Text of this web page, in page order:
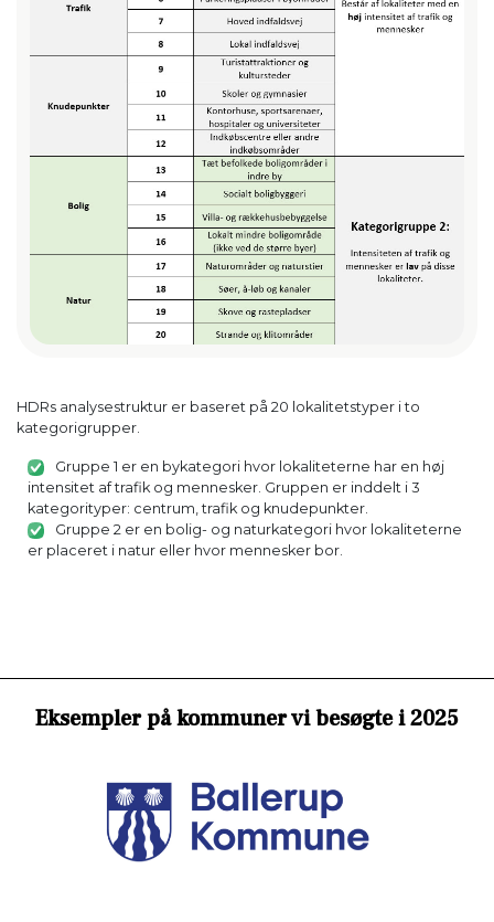
HDRs analysestruktur er baseret på 20 lokalitetstyper i to
kategorigrupper.
Gruppe 1 er en bykategori hvor lokaliteterne har en høj
intensitet af trafik og mennesker. Gruppen er inddelt i 3
kategorityper: centrum, trafik og knudepunkter.
Gruppe 2 er en bolig- og naturkategori hvor lokaliteterne
er placeret i natur eller hvor mennesker bor.
Eksempler på kommuner vi besøgte i 2025